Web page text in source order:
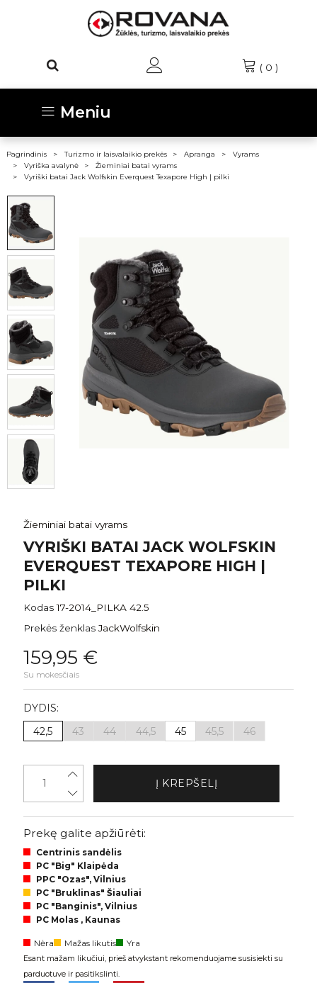
( 0 )
Meniu
Pagrindinis Turizmo ir laisvalaikio prekės Apranga
Vyrams
Vyriška avalynė
Žieminiai batai vyrams
Vyriški batai Jack Wolfskin Everquest Texapore High | pilki
Žieminiai batai vyrams
VYRIŠKI BATAI JACK WOLFSKIN
EVERQUEST TEXAPORE HIGH |
PILKI
Kodas 17-2014_PILKA 42.5
Prekės ženklas JackWolfskin
159,95 €
Su mokesčiais
DYDIS:
42,5
43 44 44,5 45 45,5 46
Į KREPŠELĮ
Prekę galite apžiūrėti:
Centrinis sandėlis
PC "Big" Klaipėda
PPC "Ozas", Vilnius
PC "Bruklinas" Šiauliai
PC "Banginis", Vilnius
PC Molas , Kaunas
Nėra Mažas likutis Yra
Esant mažam likučiui, prieš atvykstant rekomenduojame susisiekti su
parduotuve ir pasitikslinti.